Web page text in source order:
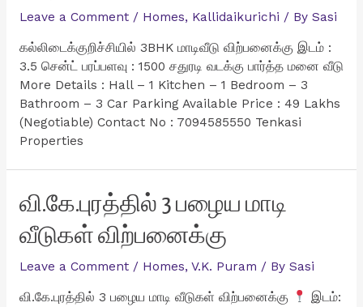
Leave a Comment / Homes, Kallidaikurichi / By Sasi
கல்லிடைக்குறிச்சியில் 3BHK மாடிவீடு விற்பனைக்கு இடம் :
3.5 சென்ட் பரப்பளவு : 1500 சதுரடி வடக்கு பார்த்த மனை வீடு
More Details : Hall – 1 Kitchen – 1 Bedroom – 3
Bathroom – 3 Car Parking Available Price : 49 Lakhs
(Negotiable) Contact No : 7094585550 Tenkasi
Properties
வி.கே.புரத்தில் 3 பழைய மாடி
வீடுகள் விற்பனைக்கு
Leave a Comment / Homes, V.K. Puram / By Sasi
வி.கே.புரத்தில் 3 பழைய மாடி வீடுகள் விற்பனைக்கு
இடம்: